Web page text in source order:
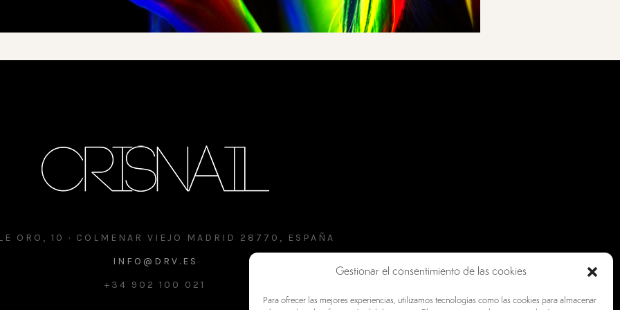
Gestionar el consentimiento de las cookies
Para ofrecer las mejores experiencias, utilizamos tecnologías como las cookies para almacenar
ORO, 10 · COLMENAR VIEJO MADRID 28770, ESPAÑA
INFO@DRV.ES
+34 902 100 021